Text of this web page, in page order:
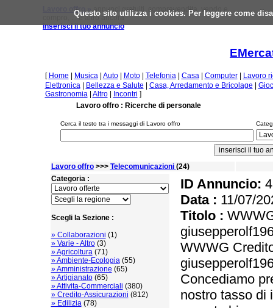
Questo sito utilizza i cookies. Per leggere come
Lavoro offro »annunci gratuiti, compravendita, vendo e
compro, ... e altro ancora
inserisci il tuo annuncio
[ Home Musica| Auto| Moto| Telefonia| Casa| Computer|
Lavoro
Elettronica| Bellezza e Salute Casa, Arredamento e Bricolage
Gastronomia| Altro| Incontri ]
Lavoro offro : Ricerche di personale
Cerca il testo tra i messaggi di Lavoro offro
Lavoro offro>>> Telecomunicazioni (24)
Categoria :
Scegli la Sezione :
» Collaborazioni (1)
» Varie - Altro(3)
» Agricoltura(71)
» Ambiente-Ecologia(55)
» Amministrazione (65)
» Artigianato(65)
» Attivita-Commerciali (380)
» Credito-Assicurazioni (812)
» Edilizia(78)
ID Annuncio:
Data : 11/07/
Titolo :
WWWG
Concediamo
nostro tasso di